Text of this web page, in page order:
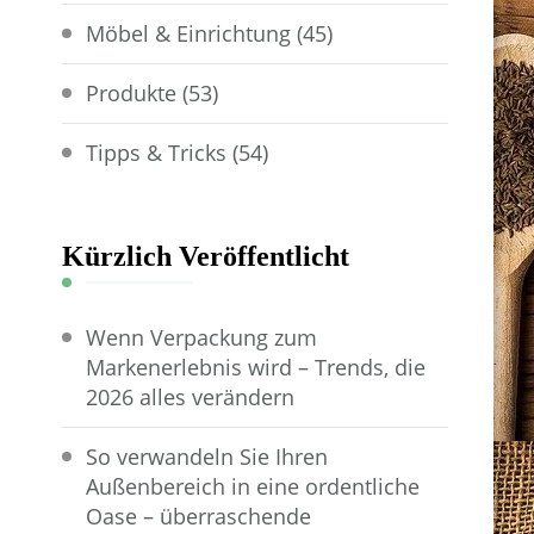
Möbel & Einrichtung (45)
Produkte (53)
Tipps & Tricks (54)
Kürzlich Veröffentlicht
Wenn Verpackung zum
Markenerlebnis wird – Trends, die
2026 alles verändern
So verwandeln Sie Ihren
Außenbereich in eine ordentliche
Oase – überraschende